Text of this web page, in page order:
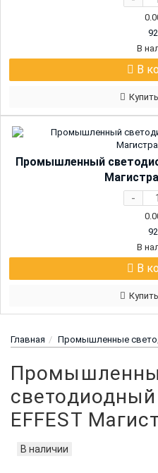
В
В
Промышленный
-
В
В
Главная Промышленные
EFFEST
В наличии